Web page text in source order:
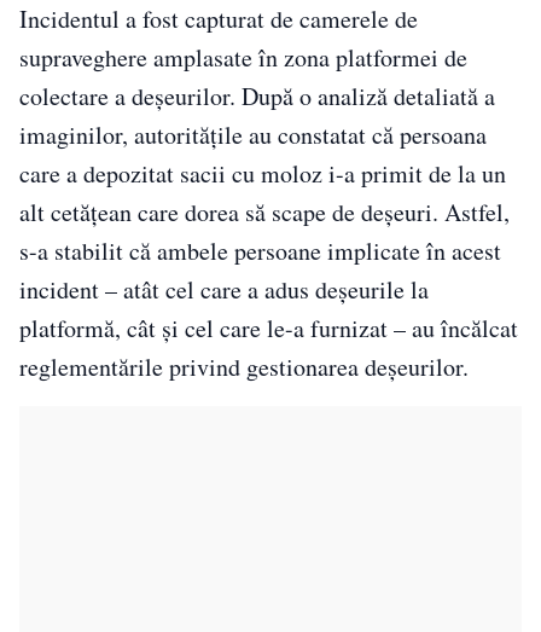
Incidentul a fost capturat de camerele de
supraveghere amplasate în zona platformei de
colectare a deșeurilor. După o analiză detaliată a
imaginilor, autoritățile au constatat că persoana
care a depozitat sacii cu moloz i-a primit de la un
alt cetățean care dorea să scape de deșeuri. Astfel,
s-a stabilit că ambele persoane implicate în acest
incident – atât cel care a adus deșeurile la
platformă, cât și cel care le-a furnizat – au încălcat
reglementările privind gestionarea deșeurilor.